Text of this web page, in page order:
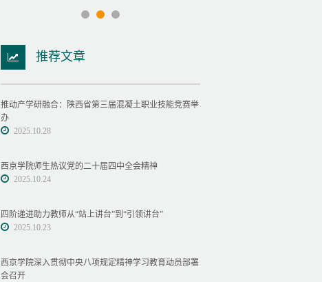
推荐文章
推动产学研融合：陕西省第三届混凝土职业技能竞赛举
办
2025.10.28
西京学院师生热议党的二十届四中全会精神
2025.10.24
四阶递进助力教师从“站上讲台”到“引领讲台”
2025.10.23
西京学院深入贯彻中央八项规定精神学习教育动员部署
会召开